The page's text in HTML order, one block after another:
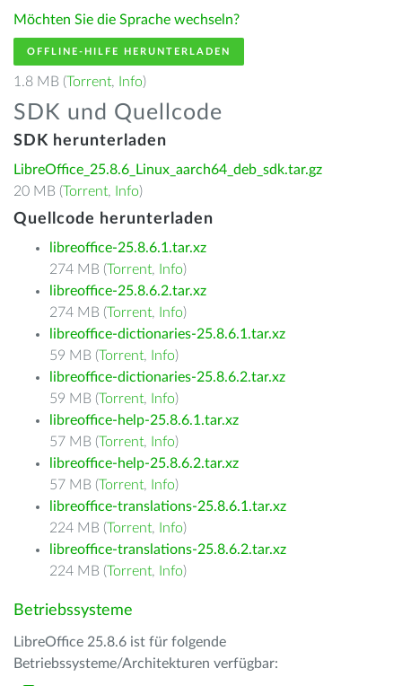
Möchten Sie die Sprache wechseln?
OFFLINE-HILFE HERUNTERLADEN
1.8 MB (Torrent, Info)
SDK und Quellcode
SDK herunterladen
LibreOffice_25.8.6_Linux_aarch64_deb_sdk.tar.gz
20 MB (Torrent, Info)
Quellcode herunterladen
libreoffice-25.8.6.1.tar.xz
274 MB (Torrent, Info)
libreoffice-25.8.6.2.tar.xz
274 MB (Torrent, Info)
libreoffice-dictionaries-25.8.6.1.tar.xz
59 MB (Torrent, Info)
libreoffice-dictionaries-25.8.6.2.tar.xz
59 MB (Torrent, Info)
libreoffice-help-25.8.6.1.tar.xz
57 MB (Torrent, Info)
libreoffice-help-25.8.6.2.tar.xz
57 MB (Torrent, Info)
libreoffice-translations-25.8.6.1.tar.xz
224 MB (Torrent, Info)
libreoffice-translations-25.8.6.2.tar.xz
224 MB (Torrent, Info)
Betriebssysteme
LibreOffice 25.8.6 ist für folgende
Betriebssysteme/Architekturen verfügbar: